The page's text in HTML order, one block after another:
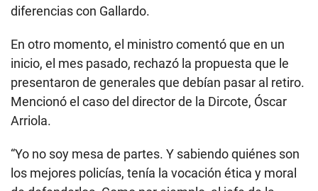
diferencias con Gallardo.
En otro momento, el ministro comentó que en un
inicio, el mes pasado, rechazó la propuesta que le
presentaron de generales que debían pasar al retiro.
Mencionó el caso del director de la Dircote, Óscar
Arriola.
“Yo no soy mesa de partes. Y sabiendo quiénes son
los mejores policías, tenía la vocación ética y moral